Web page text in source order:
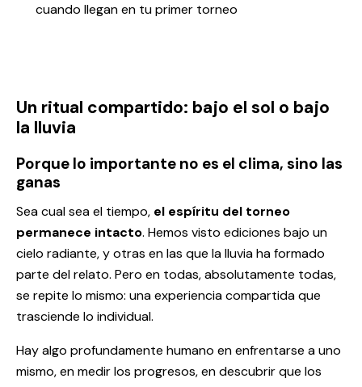
cuando llegan en tu primer torneo
Un ritual compartido: bajo el sol o bajo
la lluvia
Porque lo importante no es el clima, sino las
ganas
Sea cual sea el tiempo, el espíritu del torneo
permanece intacto. Hemos visto ediciones bajo un
cielo radiante, y otras en las que la lluvia ha formado
parte del relato. Pero en todas, absolutamente todas,
se repite lo mismo: una experiencia compartida que
trasciende lo individual.
Hay algo profundamente humano en enfrentarse a uno
mismo, en medir los progresos, en descubrir que los